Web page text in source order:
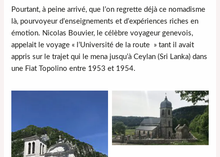
Pourtant, à peine arrivé, que l’on regrette déjà ce nomadisme
là, pourvoyeur d’enseignements et d’expériences riches en
émotion. Nicolas Bouvier, le célèbre voyageur genevois,
appelait le voyage « l’Université de la route » tant il avait
appris sur le trajet qui le mena jusqu’à Ceylan (Sri Lanka) dans
une Fiat Topolino entre 1953 et 1954.